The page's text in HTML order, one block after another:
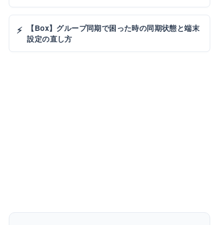
⚡
【Box】グループ同期で困った時の同期状態と端末
設定の直し方